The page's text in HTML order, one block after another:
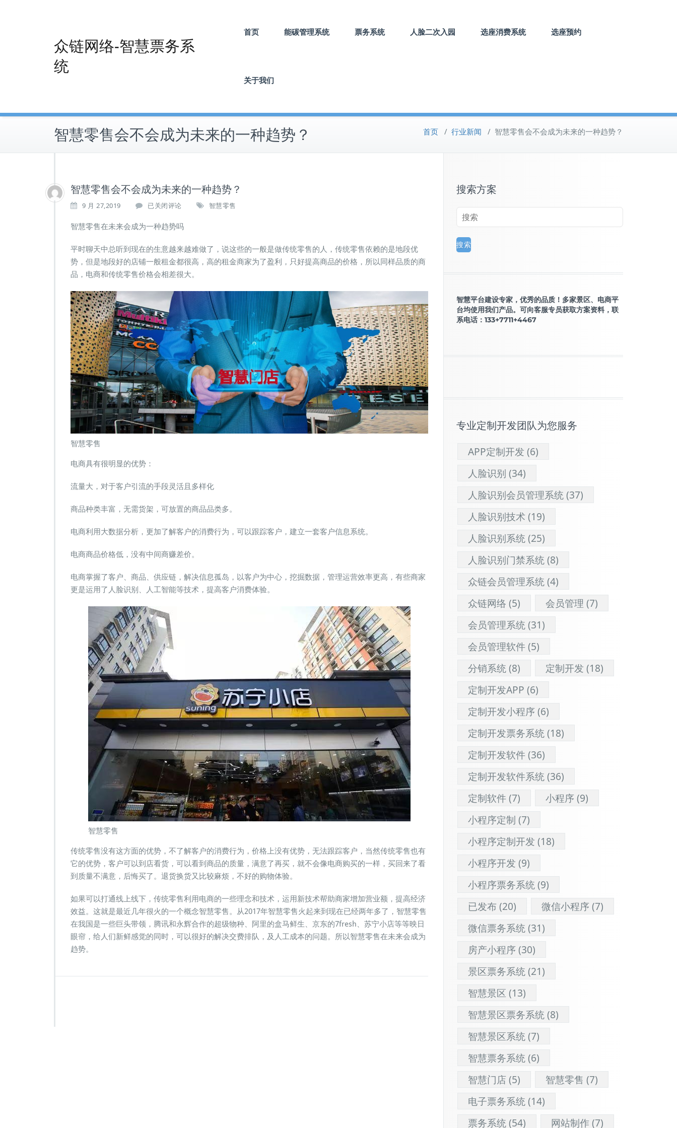
众链网络-智慧票务系
统
首页 能碳管理系统 票务系统 人脸二次入园 选座消费系统 选座预约
关于我们
智慧零售会不会成为未来的一种趋势？ 首页 / 行业新闻 / 智慧零售会不会成为未来的一种趋势？
智慧零售会不会成为未来的一种趋势？
9 月 27,2019
智
零
会
不
会
成
来
的
一
种
趋
势？
已关闭评论 智慧零售
智慧零售在未来会成为一种趋势吗
平时聊天中总听到现在的生意越来越难做了，说这些的一般是做传统零售的人，传统零售依赖的是地段优
势，但是地段好的店铺一般租金都很高，高的租金商家为了盈利，只好提高商品的价格，所以同样品质的商
品，电商和传统零售价格会相差很大。
智慧零售
电商具有很明显的优势：
流量大，对于客户引流的手段灵活且多样化
商品种类丰富，无需货架，可放置的商品品类多。
电商利用大数据分析，更加了解客户的消费行为，可以跟踪客户，建立一套客户信息系统。
电商商品价格低，没有中间商赚差价。
电商掌握了客户、商品、供应链，解决信息孤岛，以客户为中心，挖掘数据，管理运营效率更高，有些商家
更是运用了人脸识别、人工智能等技术，提高客户消费体验。
智慧零售
传统零售没有这方面的优势，不了解客户的消费行为，价格上没有优势，无法跟踪客户，当然传统零售也有
它的优势，客户可以到店看货，可以看到商品的质量，满意了再买，就不会像电商购买的一样，买回来了看
到质量不满意，后悔买了。退货换货又比较麻烦，不好的购物体验。
如果可以打通线上线下，传统零售利用电商的一些理念和技术，运用新技术帮助商家增加营业额，提高经济
效益。这就是最近几年很火的一个概念智慧零售。从2017年智慧零售火起来到现在已经两年多了，智慧零售
在我国是一些巨头带领，腾讯和永辉合作的超级物种、阿里的盒马鲜生、京东的7fresh、苏宁小店等等映日
眼帘，给人们新鲜感觉的同时，可以很好的解决交费排队，及人工成本的问题。所以智慧零售在未来会成为
趋势。
搜索方案
智慧平台建设专家，优秀的品质！多家景区、电商平
台均使用我们产品。可向客服专员获取方案资料，联
系电话：133+7711+4467
专业定制开发团队为您服务
APP定制开发 (6)
人脸识别 (34)
人脸识别会员管理系统(37)
人脸识别技术(19)
人脸识别系统(25)
人脸识别门禁系统(8)
众链会员管理系统(4)
众链网络 (5) 会员管理 (7)
会员管理系统(31)
会员管理软件(5)
分销系统(8) 定制开发 (18)
定制开发APP (6)
定制开发小程序(6)
定制开发票务系统(18)
定制开发软件(36)
定制开发软件系统(36)
定制软件(7) 小程序(9)
小程序定制 (7)
小程序定制开发 (18)
小程序开发 (9)
小程序票务系统(9)
已发布(20) 微信小程序(7)
微信票务系统(31)
房产小程序(30)
景区票务系统(21)
智慧景区 (13)
智慧景区票务系统(8)
智慧景区系统(7)
智慧票务系统(6)
智慧门店(5) 智慧零售 (7)
电子票务系统(14)
票务系统(54) 网站制作(7)